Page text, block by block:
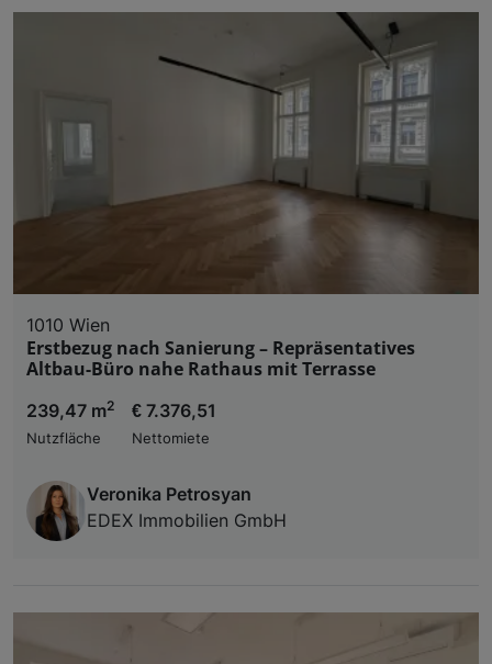
1010 Wien
Erstbezug nach Sanierung – Repräsentatives
Altbau-Büro nahe Rathaus mit Terrasse
239,47 m2
Nutzfläche
€ 7.376,51
Nettomiete
Veronika Petrosyan
EDEX Immobilien GmbH